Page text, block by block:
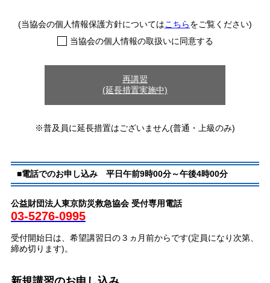
(当協会の個人情報保護方針についてはこちらをご覧ください)
当協会の個人情報の取扱いに同意する
再講習
(延長措置実施中)
※普及員に延長措置はございません(普通・上級のみ)
■電話でのお申し込み 平日午前9時00分～午後4時00分
公益財団法人東京防災救急協会 受付専用電話
03-5276-0995
受付開始日は、希望講習日の３ヵ月前からです(定員になり次第、
締め切ります)。